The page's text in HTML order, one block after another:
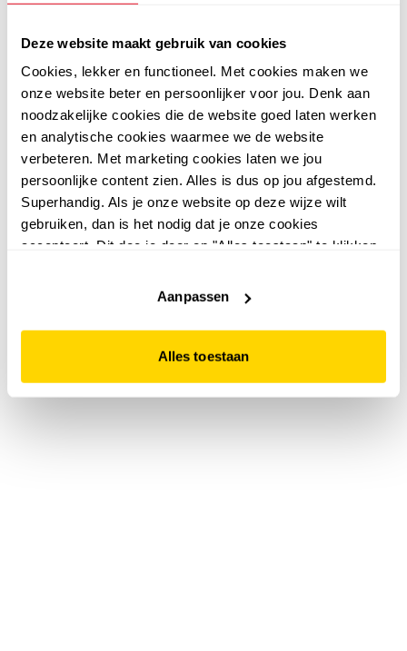
Deze website maakt gebruik van cookies
Cookies, lekker en functioneel. Met cookies maken we
onze website beter en persoonlijker voor jou. Denk aan
noodzakelijke cookies die de website goed laten werken
en analytische cookies waarmee we de website
verbeteren. Met marketing cookies laten we jou
persoonlijke content zien. Alles is dus op jou afgestemd.
Superhandig. Als je onze website op deze wijze wilt
gebruiken, dan is het nodig dat je onze cookies
accepteert. Dit doe je door op "Alles toestaan" te klikken.
website niet optimaal functioneert.
Aanpassen
Alles toestaan